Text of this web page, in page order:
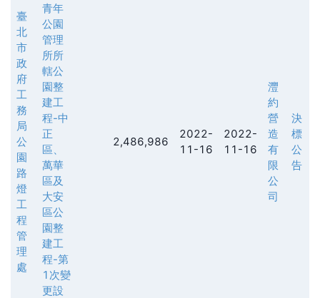
臺
北
市
政
府
工
務
局
公
園
路
燈
工
程
管
理
處
青年
公園
管理
所所
轄公
園整
建工
程-中
正
區、
萬華
區及
大安
區公
園整
建工
程-第
1次變
更設
2,486,986
2022-
11-16
2022-
11-16
灃
約
營
造
有
限
公
司
決
標
公
告